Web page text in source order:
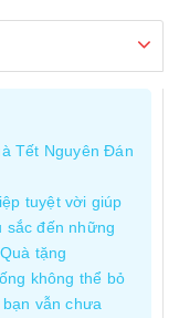
Tết Nguyên Đán
tuyệt vời giúp
sắc đến những
tặng
không thể bỏ
vẫn chưa